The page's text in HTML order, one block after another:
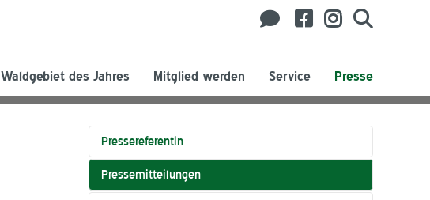
Waldgebiet des Jahres Mitglied werden Service Presse
Pressereferentin
Pressemitteilungen